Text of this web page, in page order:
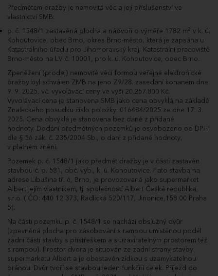
26.11.2025
11:07:56.193
Poprvé pro účastníka dražby EBD03901.
26.11.2025
11:07:56.020 ve výši 0 Kč a navýšil nabídnutou cenu na
39 057 800 Kč.
26.11.2025
11:07:29.917
Neučiní-li někdo z přítomných účastníků
dražby podání vyšší, než bylo podání
naposled učiněné účastníkem dražby
PNX84134, udělím mu příklep.
26.11.2025
11:06:29.900
Podruhé pro účastníka dražby PNX84134.
26.11.2025
11:05:29.523
Poprvé pro účastníka dražby PNX84134.
26.11.2025
11:05:29.477
Dražitel PNX84134 podal příhoz do dražby
ve výši 1 050 000 Kč a navýšil nabídnutou
cenu na 39 057 800 Kč.
26.11.2025
11:05:20.883
Poprvé pro účastníka dražby EBD03901.
26.11.2025
11:05:20.773
Dražitel EBD03901 podal příhoz do dražby
ve výši 0 Kč a navýšil nabídnutou cenu na
38 007 800 Kč.
26.11.2025
11:05:10.777
Neučiní-li někdo z přítomných účastníků
dražby podání vyšší, než bylo podání
26.11.2025
11:04:11.027
Podruhé pro účastníka dražby PNX84134.
26.11.2025
11:03:09.807
Poprvé pro účastníka dražby PNX84134.
26.11.2025
11:03:09.760
Dražitel PNX84134 podal příhoz do dražby
ve výši 1 050 000 Kč a navýšil nabídnutou
Předmětem dražby je nemovitá věc a její příslušenství ve
vlastnictví SMB:
p. č. 1548/1 zastavěná plocha a nádvoří o výměře 1782 m2 v k. ú.
Kohoutovice, obec Brno, okres Brno-město, která je zapsána u
Katastrálního úřadu pro Jihomoravský kraj, Katastrální pracoviště
Brno-město na LV č. 10001, pro k. ú. Kohoutovice, obec Brno.
Zpeněžení (prodej) nemovité věci formou veřejné elektronické
dražby byl schválen ZMB na jeho Z9/28. zasedání konaném dne
9. 9. 2025, vč. vyvolávací ceny ve výši 20.257.800 Kč.
Vyvolávací cena je stanovena SMB jako cena obvyklá na základě
Znaleckého posudku číslo položky: 016484/2025 ze dne 17. 3.
2025. Cena obvyklá je stanovena bez daně z přidané
hodnoty. Dodání předmětných pozemků je osvobozeno od DPH
dle § 56 zák. č. 235/2004 Sb., o dani z přidané hodnoty,
v platném znění.
Pozemek p. č. 1548/1 jako předmět dražby je v části zastavěn
stavbou č. p. 581, obč. vyb., k. ú. Kohoutovice. Tato stavba na
adrese Libušina tř. 6, Brno, je provozovaná jako supermarket
Albert jejím vlastníkem, tj. společností Albert Česká republika,
s.r.o. (IČO: 440 12 373, Radlická 520/117, Jinonice,158 00 Praha
5).
Na části pozemku p. č. 1548/1 se nachází obslužný dvůr
(zpevněná plocha pro zásobování s rampou umístěnou podél
zadní části stavby s přístřeškem a s uzavíratelným prostorem též
s rampou). Prostor dvora je situován ze zadní strany stavby
supermarketu Albert a je obestavěn zídkou s uzamykatelnou
bránou. Dvůr tvoří se stavbou jeden funkční celek. Příjezd do